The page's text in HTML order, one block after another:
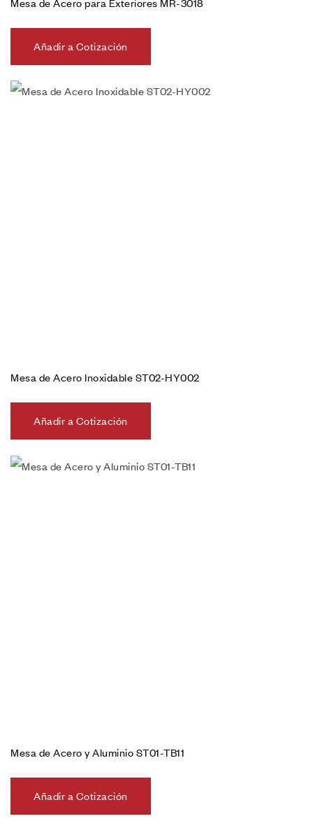
Añadir a Cotización
Mesa de Acero Inoxidable ST02-HY002
Añadir a Cotización
Mesa de Acero y Aluminio ST01-TB11
Añadir a Cotización